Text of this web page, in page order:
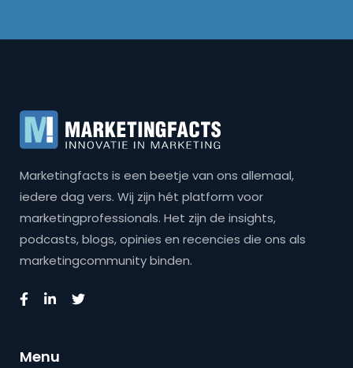
Marketingfacts is een beetje van ons allemaal,
iedere dag vers. Wij zijn hét platform voor
marketingprofessionals. Het zijn de insights,
podcasts, blogs, opinies en recencies die ons als
marketingcommunity binden.
Menu